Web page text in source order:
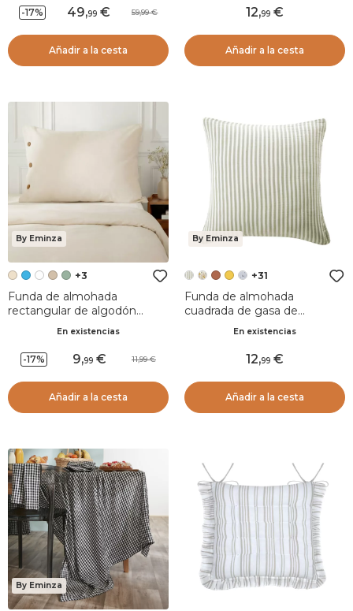
-17% 49,99 59,99
Añadir a la cesta
12,99
Añadir a la cesta
By Eminza
+3
Funda de almohada
rectangular de algodón
percal (50 x 70 cm) Diane
En existencias
-17% 9,99 11,99
Añadir a la cesta
By Eminza
+31
Funda de almohada
cuadrada de gasa de
algodón (60 x 60 cm) Gaïa
rayas Verde eucalipto
En existencias
12,99
Añadir a la cesta
By Eminza